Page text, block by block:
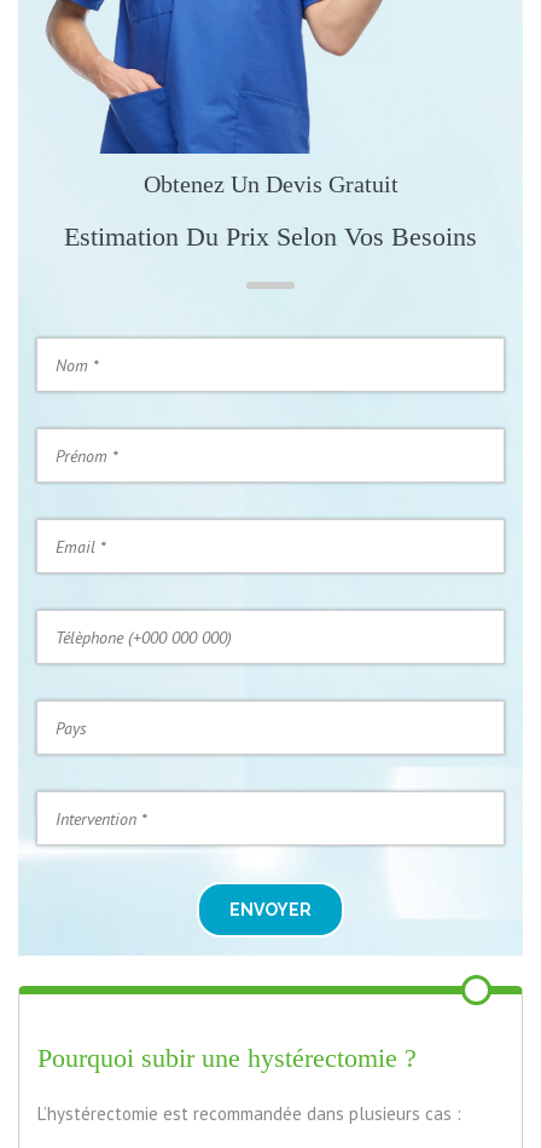
Obtenez Un Devis Gratuit
Estimation Du Prix Selon Vos Besoins
ENVOYER
Pourquoi subir une hystérectomie ?
L’hystérectomie est recommandée dans plusieurs cas :